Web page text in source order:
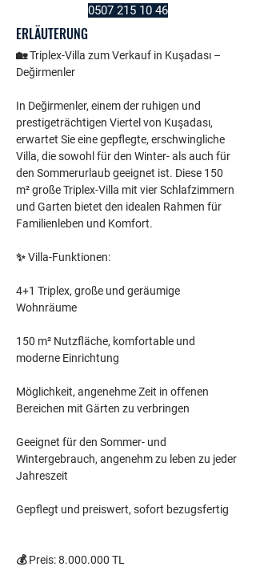
0507 215 10 46
ERLÄUTERUNG
🏡 Triplex-Villa zum Verkauf in Kuşadası –
Değirmenler
In Değirmenler, einem der ruhigen und
prestigeträchtigen Viertel von Kuşadası,
erwartet Sie eine gepflegte, erschwingliche
Villa, die sowohl für den Winter- als auch für
den Sommerurlaub geeignet ist. Diese 150
m² große Triplex-Villa mit vier Schlafzimmern
und Garten bietet den idealen Rahmen für
Familienleben und Komfort.
✨ Villa-Funktionen:
4+1 Triplex, große und geräumige
Wohnräume
150 m² Nutzfläche, komfortable und
moderne Einrichtung
Möglichkeit, angenehme Zeit in offenen
Bereichen mit Gärten zu verbringen
Geeignet für den Sommer- und
Wintergebrauch, angenehm zu leben zu jeder
Jahreszeit
Gepflegt und preiswert, sofort bezugsfertig
💰 Preis: 8.000.000 TL